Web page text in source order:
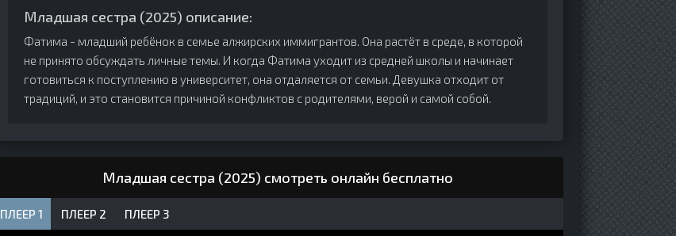
Младшая сестра (2025) описание:
Фатима - младший ребёнок в семье алжирских иммигрантов. Она растёт в среде, в которой
не принято обсуждать личные темы. И когда Фатима уходит из средней школы и начинает
готовиться к поступлению в университет, она отдаляется от семьи. Девушка отходит от
традиций, и это становится причиной конфликтов с родителями, верой и самой собой.
Младшая сестра (2025) смотреть онлайн бесплатно
ПЛЕЕР 1 ПЛЕЕР 2 ПЛЕЕР 3